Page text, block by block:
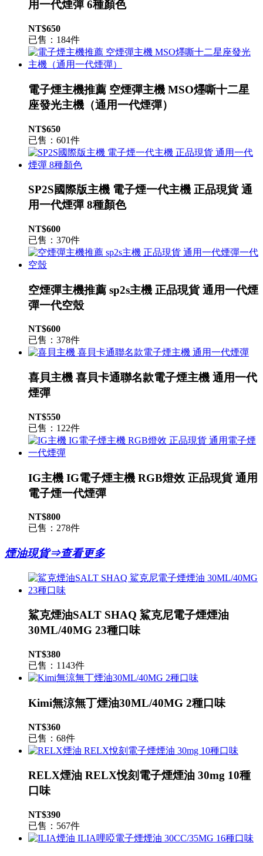
用一代煙彈 6種顏色
NT$650
已售：184件
電子煙主機推薦 空煙彈主機 MSO爅嘶十二星
座發光主機（通用一代煙彈）
NT$650
已售：601件
SP2S國際版主機 電子煙一代主機 正品現貨 通
用一代煙彈 8種顏色
NT$600
已售：370件
空煙彈主機推薦 sp2s主機 正品現貨 通用一代煙
彈一代空殼
NT$600
已售：378件
喜貝主機 喜貝卡通聯名款電子煙主機 通用一代
煙彈
NT$550
已售：122件
IG主機 IG電子煙主機 RGB燈效 正品現貨 通用
電子煙一代煙彈
NT$800
已售：278件
煙油現貨⇒查看更多
鯊克煙油SALT SHAQ 鯊克尼電子煙煙油
30ML/40MG 23種口味
NT$380
已售：1143件
Kimi無涼無丁煙油30ML/40MG 2種口味
NT$360
已售：68件
RELX煙油 RELX悅刻電子煙煙油 30mg 10種
口味
NT$390
已售：567件